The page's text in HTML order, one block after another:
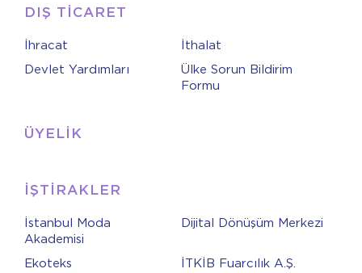
DIŞ TİCARET
İhracat
İthalat
Devlet Yardımları
Ülke Sorun Bildirim
Formu
ÜYELİK
İŞTİRAKLER
İstanbul Moda
Akademisi
Dijital Dönüşüm Merkezi
Ekoteks İTKİB Fuarcılık A.Ş.